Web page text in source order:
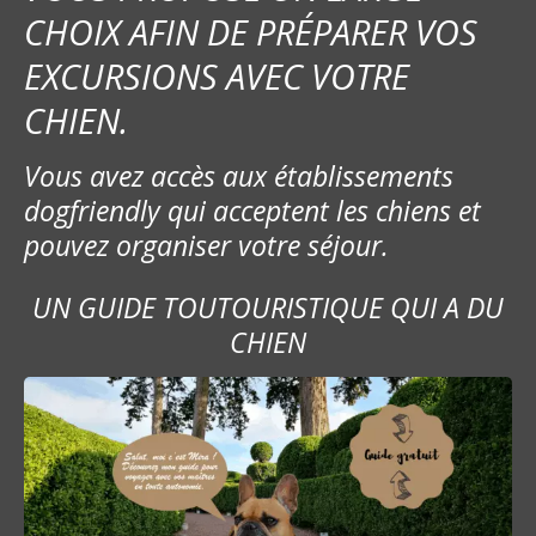
d
e
s
m
e
s
a
g
e
CHOIX AFIN DE PRÉPARER VOS
EXCURSIONS AVEC VOTRE
CHIEN.
Vous avez accès aux établissements
dogfriendly qui acceptent les chiens et
pouvez organiser votre séjour.
UN GUIDE TOUTOURISTIQUE QUI A DU
CHIEN